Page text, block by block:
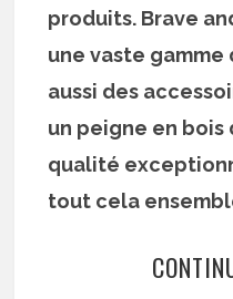
produits. Brave
une vaste gamme
aussi des
un peigne en bois
qualité
tout cela